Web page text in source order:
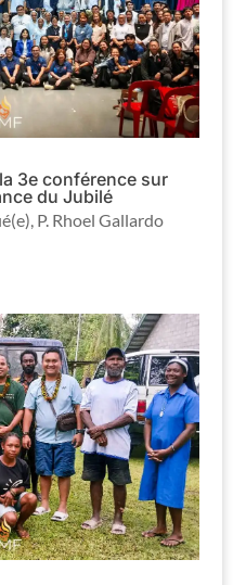
3e conférence sur
du Jubilé
, P. Rhoel Gallardo